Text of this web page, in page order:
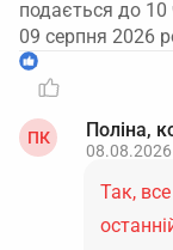
подається до 10
09 серпня 2026
1
ПК Поліна,
08.08.2026
Так,